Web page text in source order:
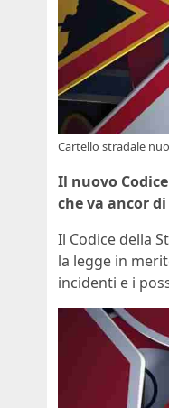
Cartello stradale
Il nuovo
che va ancor
Il Codice della
la legge in
incidenti e i